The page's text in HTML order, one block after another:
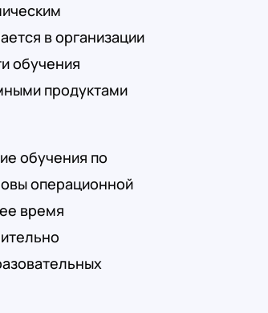
в организации
обучения
продуктами
обучения по
операционной
время